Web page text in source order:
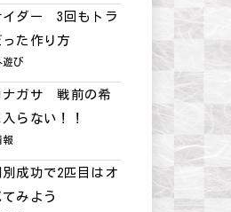
イダー 3回もトラ
た作り方
遊び
ナガサ 戦前の希
らない！！
報
成功で2匹目はオ
みよう